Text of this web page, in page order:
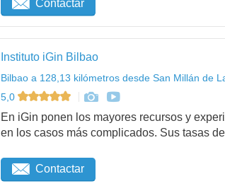
Contactar
Instituto iGin Bilbao
Bilbao a 128,13 kilómetros desde San Millán de
5,0
En iGin ponen los mayores recursos y
en los casos más complicados. Sus tasas
Contactar